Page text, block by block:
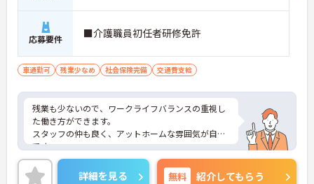
応募要件 ■介護職員初任者研修免許
車通勤可 残業少なめ 社会保険完備 交通費支給
残業も少ないので、ワークライフバランスの重視し
た働き方ができます。
スタッフの仲も良く、アットホームな雰囲気が自慢
です。
ご興味ある方には、面接対策ポイントなど、詳細を
お話しいたしますのでお気軽にご相談ください。
詳細を見る 無料 紹介してもらう